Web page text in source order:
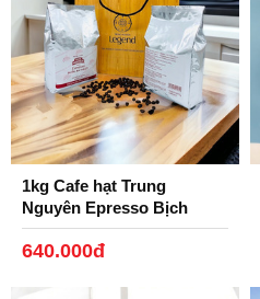
1kg Cafe hạt Trung
Nguyên Epresso Bịch
500gam.
640.000đ